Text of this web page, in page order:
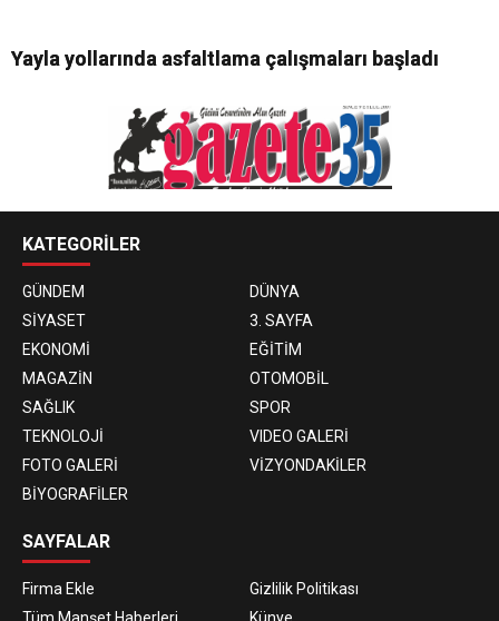
Yayla yollarında asfaltlama çalışmaları başladı
KATEGORİLER
GÜNDEM
DÜNYA
SİYASET
3. SAYFA
EKONOMİ
EĞİTİM
MAGAZİN
OTOMOBİL
SAĞLIK
SPOR
TEKNOLOJİ
VIDEO GALERİ
FOTO GALERİ
VİZYONDAKİLER
BİYOGRAFİLER
SAYFALAR
Firma Ekle
Gizlilik Politikası